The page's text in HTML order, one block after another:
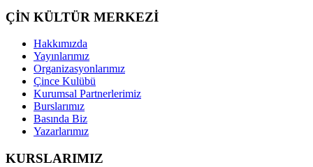
ÇİN KÜLTÜR MERKEZİ
Hakkımızda
Yayınlarımız
Organizasyonlarımız
Çince Kulübü
Kurumsal Partnerlerimiz
Burslarımız
Basında Biz
Yazarlarımız
KURSLARIMIZ